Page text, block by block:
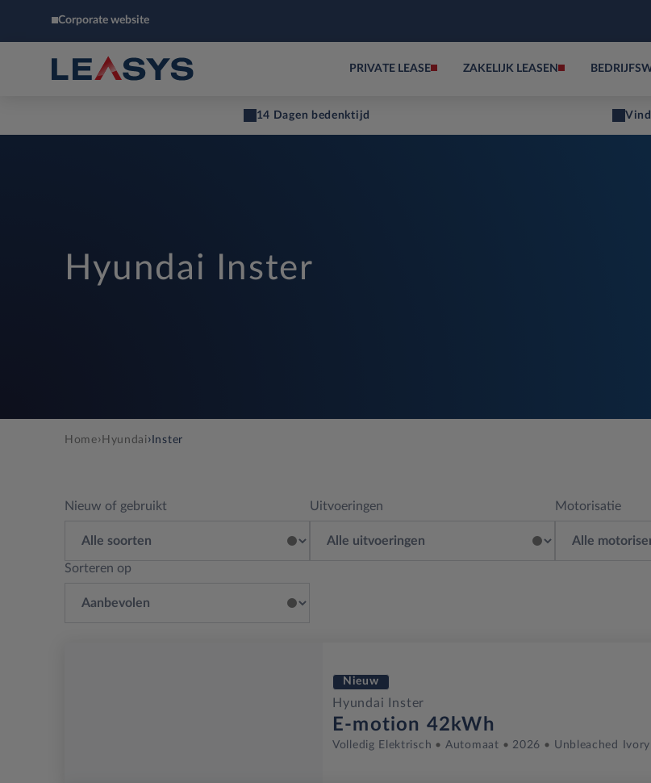
Corporate website
PRIVATE LEASE ZAKELIJK LEASEN
14 Dagen bedenktijd
Hyundai Inster
Home› Hyundai › Inster
Nieuw of gebruikt Uitvoeringen Motorisatie
Sorteren op
Nieuw
Hyundai Inster
E-motion 42kWh
Volledig Elektrisch Automaat 2026 Unbleached